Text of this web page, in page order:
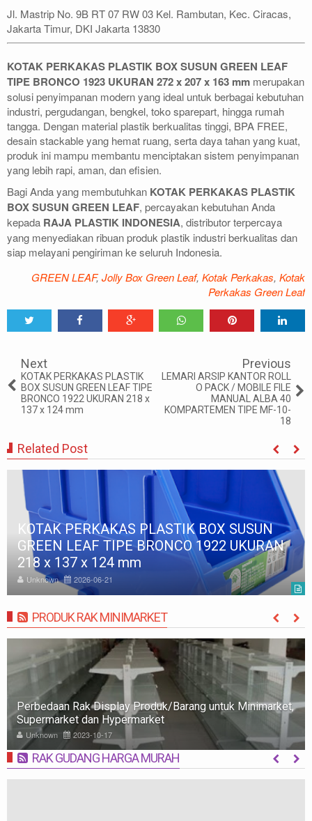
Jl. Mastrip No. 9B RT 07 RW 03 Kel. Rambutan, Kec. Ciracas,
Jakarta Timur, DKI Jakarta 13830
KOTAK PERKAKAS PLASTIK BOX SUSUN GREEN LEAF
TIPE BRONCO 1923 UKURAN 272 x 207 x 163 mm merupakan
solusi penyimpanan modern yang ideal untuk berbagai kebutuhan
industri, pergudangan, bengkel, toko sparepart, hingga rumah
tangga. Dengan material plastik berkualitas tinggi, BPA FREE,
desain stackable yang hemat ruang, serta daya tahan yang kuat,
produk ini mampu membantu menciptakan sistem penyimpanan
yang lebih rapi, aman, dan efisien.
Bagi Anda yang membutuhkan KOTAK PERKAKAS PLASTIK
BOX SUSUN GREEN LEAF, percayakan kebutuhan Anda
kepada RAJA PLASTIK INDONESIA, distributor terpercaya
yang menyediakan ribuan produk plastik industri berkualitas dan
siap melayani pengiriman ke seluruh Indonesia.
GREEN LEAF,Jolly Box Green Leaf, Kotak Perkakas, Kotak
Perkakas Green Leaf
Next
KOTAK PERKAKAS PLASTIK
BOX SUSUN GREEN LEAF TIPE
BRONCO 1922 UKURAN 218 x
137 x 124 mm
Previous
LEMARI ARSIP KANTOR ROLL
O PACK / MOBILE FILE
MANUAL ALBA 40
KOMPARTEMEN TIPE MF-10-
18
Related Post
KOTAK PERKAKAS PLASTIK BOX SUSUN
GREEN LEAF TIPE BRONCO 1921 UKURAN
166 x 98 x 86 mm
Unknown 2026-06-21
PRODUK RAK MINIMARKET MORE
Rak Minimarket: Pengertian, Jenis, Fungsi, dan Tips
Memilih
Unknown 2023-10-09
RAK GUDANG HARGA MURAH MORE